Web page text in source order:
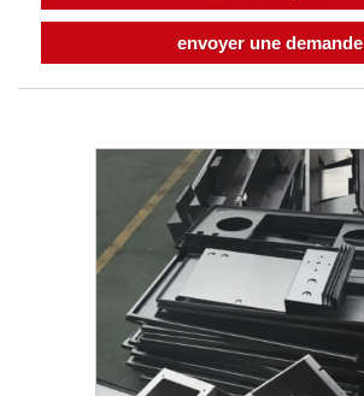
envoyer une demande